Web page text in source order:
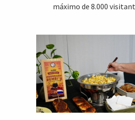
máximo de 8.000